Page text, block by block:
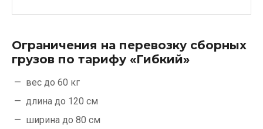
Ограничения на перевозку сборных
грузов по тарифу «Гибкий»
вес до 60 кг
длина до 120 см
ширина до 80 см